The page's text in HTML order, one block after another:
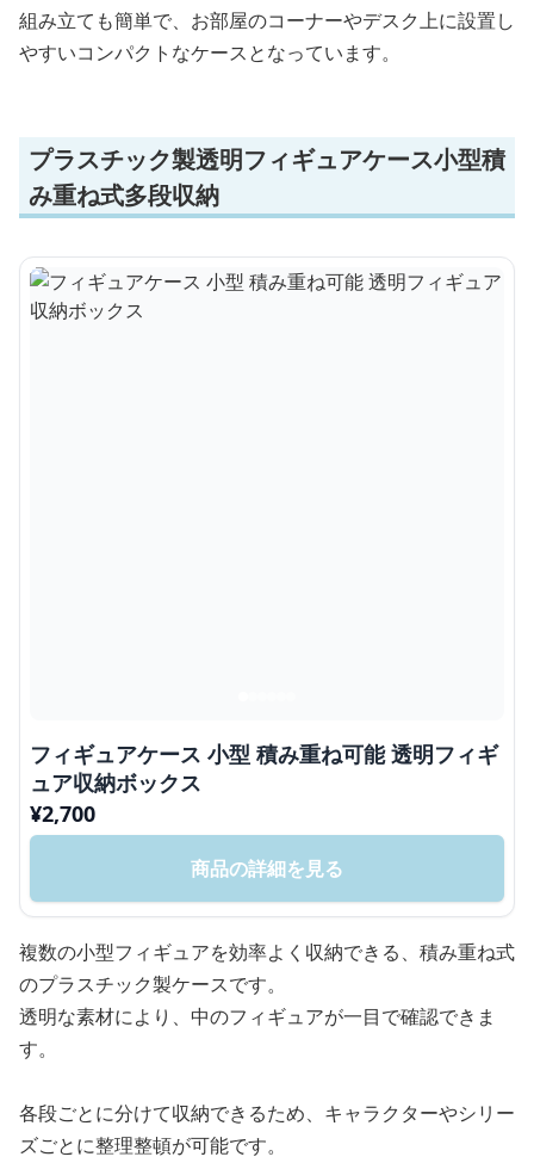
組み立ても簡単で、お部屋のコーナーやデスク上に設置し
やすいコンパクトなケースとなっています。
プラスチック製透明フィギュアケース小型積
み重ね式多段収納
フィギュアケース 小型 積み重ね可能 透明フィギ
ュア収納ボックス
¥2,700
商品の詳細を見る
複数の小型フィギュアを効率よく収納できる、積み重ね式
のプラスチック製ケースです。
透明な素材により、中のフィギュアが一目で確認できま
す。
各段ごとに分けて収納できるため、キャラクターやシリー
ズごとに整理整頓が可能です。